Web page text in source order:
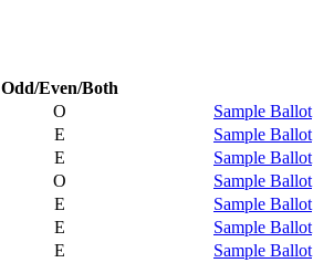
Odd/Even/Both
O
Sample Ballot
E
Sample Ballot
E
Sample Ballot
O
Sample Ballot
E
Sample Ballot
E
Sample Ballot
E
Sample Ballot